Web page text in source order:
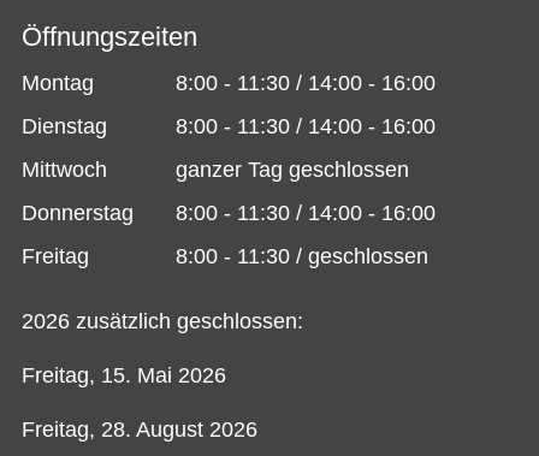
Öffnungszeiten
Montag
8:00 - 11:30 / 14:00 - 16:00
Dienstag
8:00 - 11:30 / 14:00 - 16:00
Mittwoch
ganzer Tag geschlossen
Donnerstag
8:00 - 11:30 / 14:00 - 16:00
Freitag
8:00 - 11:30 / geschlossen
2026 zusätzlich geschlossen:
Freitag, 15. Mai 2026
Freitag, 28. August 2026